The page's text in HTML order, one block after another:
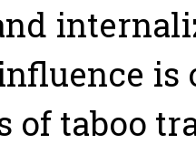
is
of taboo